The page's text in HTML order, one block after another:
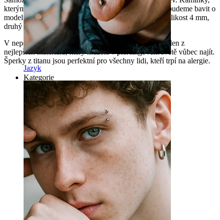
Jazyk
kterými je šperk ozdoben, jsou různě velké. Když se budeme bavit o
modelu s pěti kamínky, pak má prostřední kamínek velikost 4 mm,
druhý největší 3 mm a ten nejmenší 2 mm.
V neposlední řadě je šperk vyroben z titanu, což je jeden z
nejlepších materiálů, který můžete v piercingovém světě vůbec najít.
Šperky z titanu jsou perfektní pro všechny lidi, kteří trpí na alergie.
Kategorie
Pupík
Rty
Bradavka
Industrial
Mikrodermál
Helix
Ucho
Septum